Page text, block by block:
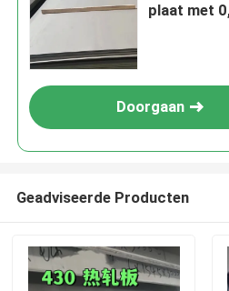
plaat met
Doorgaan
Geadviseerde Producten